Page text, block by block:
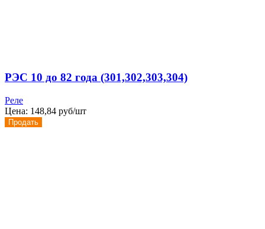
РЭС 10 до 82 года (301,302,303,304)
Реле
Цена: 148,84 руб/шт
Продать